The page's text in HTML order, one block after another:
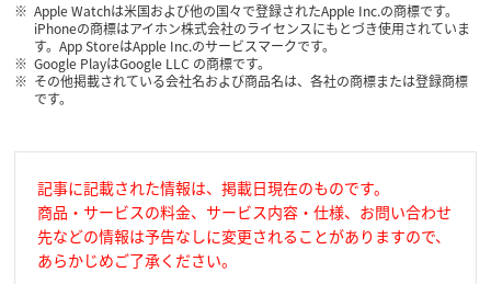
Apple Watchは米国および他の国々で登録されたApple Inc.の商標です。
iPhoneの商標はアイホン株式会社のライセンスにもとづき使用されていま
す。App StoreはApple Inc.のサービスマークです。
Google PlayはGoogle LLC の商標です。
その他掲載されている会社名および商品名は、各社の商標または登録商標
です。
記事に記載された情報は、掲載日現在のものです。
商品・サービスの料金、サービス内容・仕様、お問い合わせ
先などの情報は予告なしに変更されることがありますので、
あらかじめご了承ください。